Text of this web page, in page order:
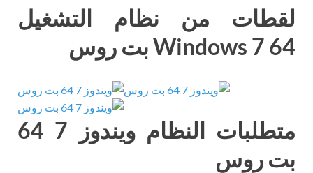
لقطات من نظام التشغيل
Windows 7 64 بت روس
متطلبات النظام ويندوز 7 64
بت روس